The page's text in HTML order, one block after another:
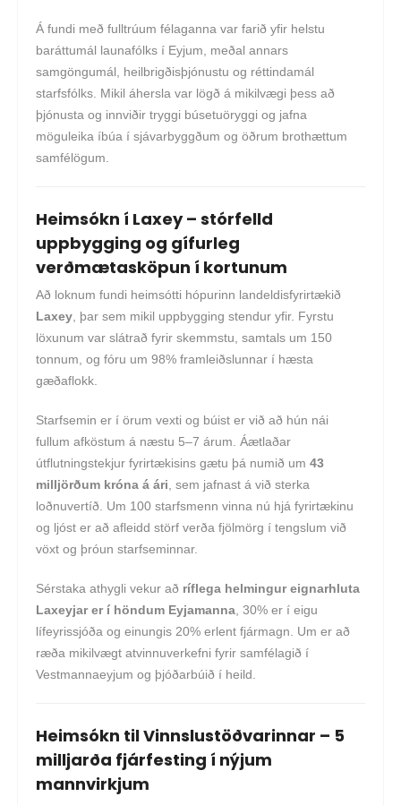
Á fundi með fulltrúum félaganna var farið yfir helstu
baráttumál launafólks í Eyjum, meðal annars
samgöngumál, heilbrigðisþjónustu og réttindamál
starfsfólks. Mikil áhersla var lögð á mikilvægi þess að
þjónusta og innviðir tryggi búsetuöryggi og jafna
möguleika íbúa í sjávarbyggðum og öðrum brothættum
samfélögum.
Heimsókn í Laxey – stórfelld
uppbygging og gífurleg
verðmætasköpun í kortunum
Að loknum fundi heimsótti hópurinn landeldisfyrirtækið
Laxey , þar sem mikil uppbygging stendur yfir. Fyrstu
löxunum var slátrað fyrir skemmstu, samtals um 150
tonnum, og fóru um 98% framleiðslunnar í hæsta
gæðaflokk.
Starfsemin er í örum vexti og búist er við að hún nái
fullum afköstum á næstu 5–7 árum. Áætlaðar
útflutningstekjur fyrirtækisins gætu þá numið um 43
milljörðum króna á ári , sem jafnast á við sterka
loðnuvertíð. Um 100 starfsmenn vinna nú hjá fyrirtækinu
og ljóst er að afleidd störf verða fjölmörg í tengslum við
vöxt og þróun starfseminnar.
Sérstaka athygli vekur að ríflega helmingur eignarhluta
Laxeyjar er í höndum Eyjamanna , 30% er í eigu
lífeyrissjóða og einungis 20% erlent fjármagn. Um er að
ræða mikilvægt atvinnuverkefni fyrir samfélagið í
Vestmannaeyjum og þjóðarbúið í heild.
Heimsókn til Vinnslustöðvarinnar – 5
milljarða fjárfesting í nýjum
mannvirkjum